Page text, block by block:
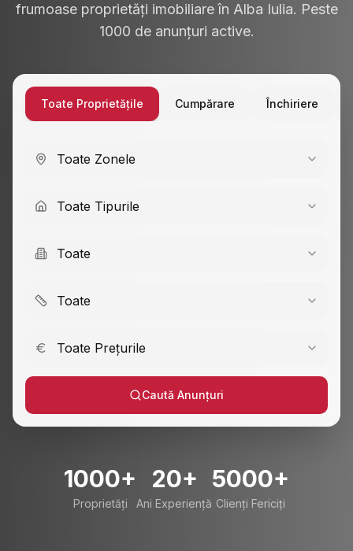
frumoase proprietăți imobiliare în Alba Iulia. Peste
1000 de anunțuri active.
Toate Proprietățile Cumpărare Închiriere
Toate Zonele
Toate Tipurile
Toate
Toate
Toate Prețurile
Caută Anunțuri
1000+
Proprietăți
20+
Ani Experiență
5000+
Clienți Fericiți